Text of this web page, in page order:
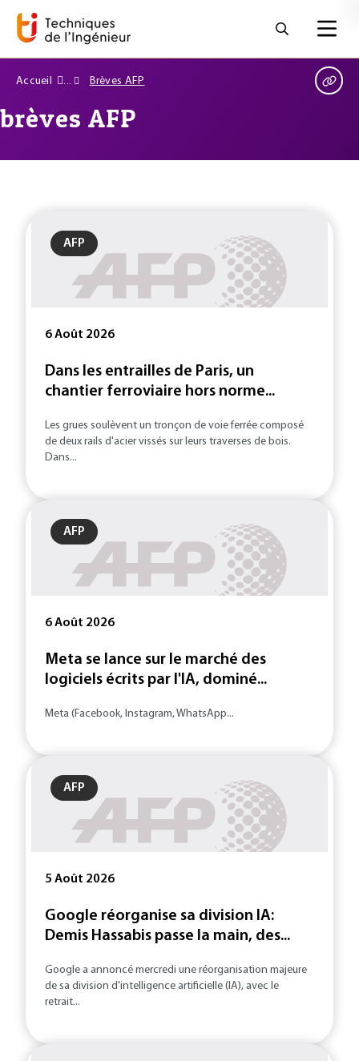
Accueil Brèves AFP
brèves AFP
AFP
6 Août 2026
Dans les entrailles de Paris, un
chantier ferroviaire hors norme...
Les grues soulèvent un tronçon de voie ferrée composé
de deux rails d'acier vissés sur leurs traverses de bois.
Dans...
AFP
6 Août 2026
Meta se lance sur le marché des
logiciels écrits par l'IA, dominé...
Meta (Facebook, Instagram, WhatsApp...
AFP
5 Août 2026
Google réorganise sa division IA:
Demis Hassabis passe la main, des...
Google a annoncé mercredi une réorganisation majeure
de sa division d'intelligence artificielle (IA), avec le
retrait...